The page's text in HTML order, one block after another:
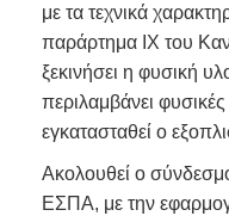
με τα τεχνικά
παράρτημα ΙΧ του
ξεκινήσει η φυσική
περιλαμβάνει
εγκατασταθεί ο
Ακολουθεί ο
ΕΣΠΑ, με την